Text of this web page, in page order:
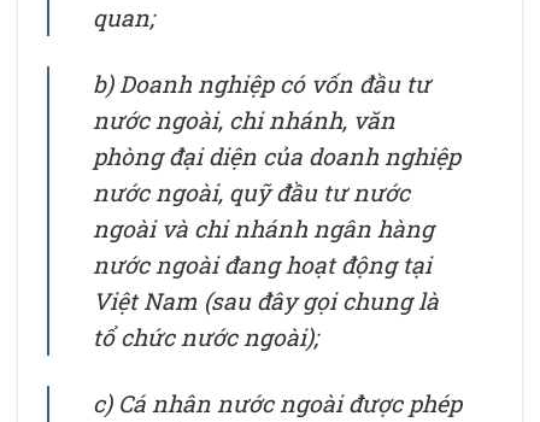
quan;
b) Doanh nghiệp có vốn đầu tư
nước ngoài, chi nhánh, văn
phòng đại diện của doanh nghiệp
nước ngoài, quỹ đầu tư nước
ngoài và chi nhánh ngân hàng
nước ngoài đang hoạt động tại
Việt Nam (sau đây gọi chung là
tổ chức nước ngoài);
c) Cá nhân nước ngoài được phép